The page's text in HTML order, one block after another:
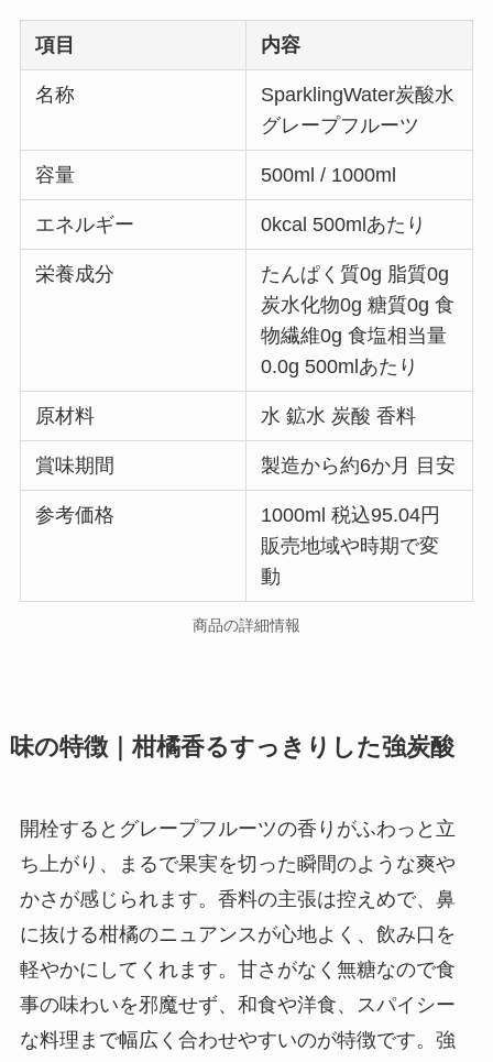
項目 内容
名称
SparklingWater炭酸水
グレープフルーツ
容量 500ml / 1000ml
エネルギー 0kcal 500mlあたり
栄養成分
たんぱく質0g 脂質0g
炭水化物0g 糖質0g 食
物繊維0g 食塩相当量
0.0g 500mlあたり
原材料 水 鉱水 炭酸 香料
賞味期間 製造から約6か月 目安
参考価格
1000ml 税込95.04円
販売地域や時期で変
動
商品の詳細情報
味の特徴｜柑橘香るすっきりした強炭酸
開栓するとグレープフルーツの香りがふわっと立
ち上がり、まるで果実を切った瞬間のような爽や
かさが感じられます。香料の主張は控えめで、鼻
に抜ける柑橘のニュアンスが心地よく、飲み口を
軽やかにしてくれます。甘さがなく無糖なので食
事の味わいを邪魔せず、和食や洋食、スパイシー
な料理まで幅広く合わせやすいのが特徴です。強